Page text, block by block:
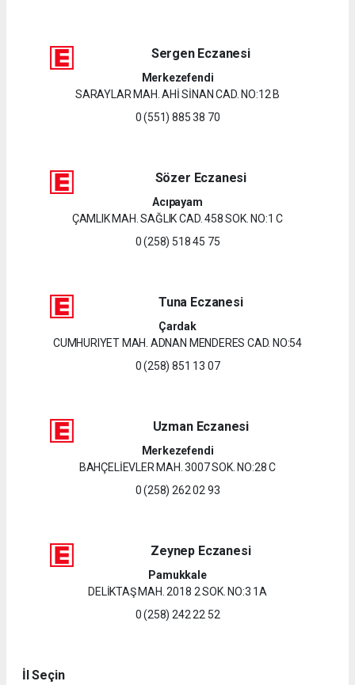
Sergen Eczanesi
Merkezefendi
SARAYLAR MAH. AHİ SİNAN CAD. NO:12 B
0 (551) 885 38 70
Sözer Eczanesi
Acıpayam
ÇAMLIK MAH. SAĞLIK CAD. 458 SOK. NO:1 C
0 (258) 518 45 75
Tuna Eczanesi
Çardak
CUMHURIYET MAH. ADNAN MENDERES CAD. NO:54
0 (258) 851 13 07
Uzman Eczanesi
Merkezefendi
BAHÇELİEVLER MAH. 3007 SOK. NO:28 C
0 (258) 262 02 93
Zeynep Eczanesi
Pamukkale
DELİKTAŞ MAH. 2018 2 SOK. NO:3 1A
0 (258) 242 22 52
İl Seçin